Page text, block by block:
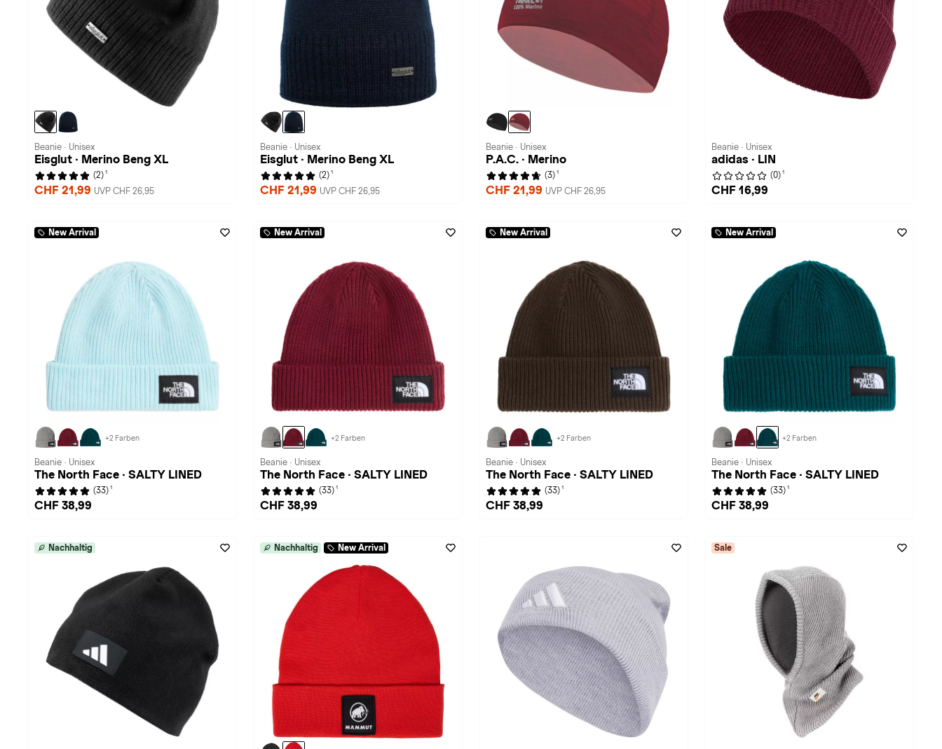
Beanie · Unisex
Eisglut · Merino Beng XL
(2) 1
CHF 21,99 UVP CHF 26,95
Beanie · Unisex
Eisglut · Merino Beng XL
(2) 1
CHF 21,99 UVP CHF 26,95
Beanie · Unisex
P.A.C. · Merino
(3) 1
CHF 21,99 UVP CHF 26,95
Beanie · Unisex
adidas · LIN
(0) 1
CHF 16,99
New Arrival
+2 Farben
Beanie · Unisex
The North Face · SALTY LINED
(33) 1
CHF 38,99
New Arrival
+2 Farben
Beanie · Unisex
The North Face · SALTY LINED
(33) 1
CHF 38,99
New Arrival
+2 Farben
Beanie · Unisex
The North Face · SALTY LINED
(33) 1
CHF 38,99
New Arrival
+2 Farben
Beanie · Unisex
The North Face · SALTY LINED
(33) 1
CHF 38,99
Nachhaltig Nachhaltig New Arrival Sale